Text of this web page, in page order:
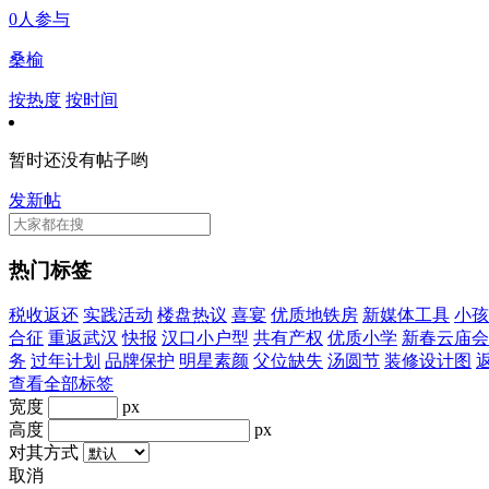
0人参与
桑榆
按热度 按时间
暂时还没有帖子哟
发新帖
热门标签
税收返还 实践活动 楼盘热议 喜宴 优质地铁房 新媒体工具 小
合征 重返武汉 快报 汉口小户型 共有产权 优质小学 新春云庙会
务 过年计划 品牌保护 明星素颜 父位缺失 汤圆节 装修设计图
查看全部标签
宽度
px
高度
px
对其方式
取消